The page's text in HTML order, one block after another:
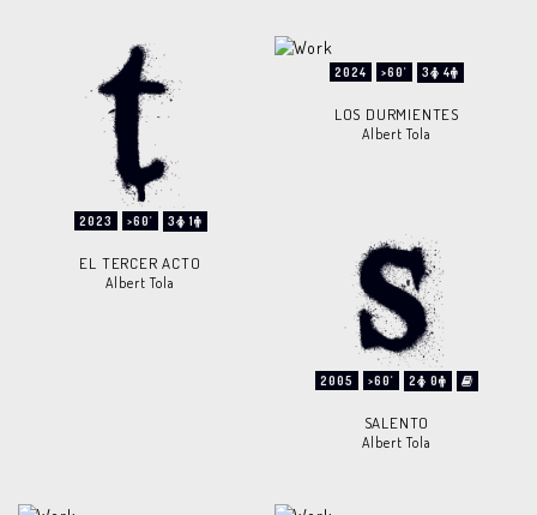
2023 >60' 3 1
EL TERCER ACTO
Albert Tola
2024 >60' 3 4
LOS DURMIENTES
Albert Tola
2005 >60' 2 0
SALENTO
Albert Tola